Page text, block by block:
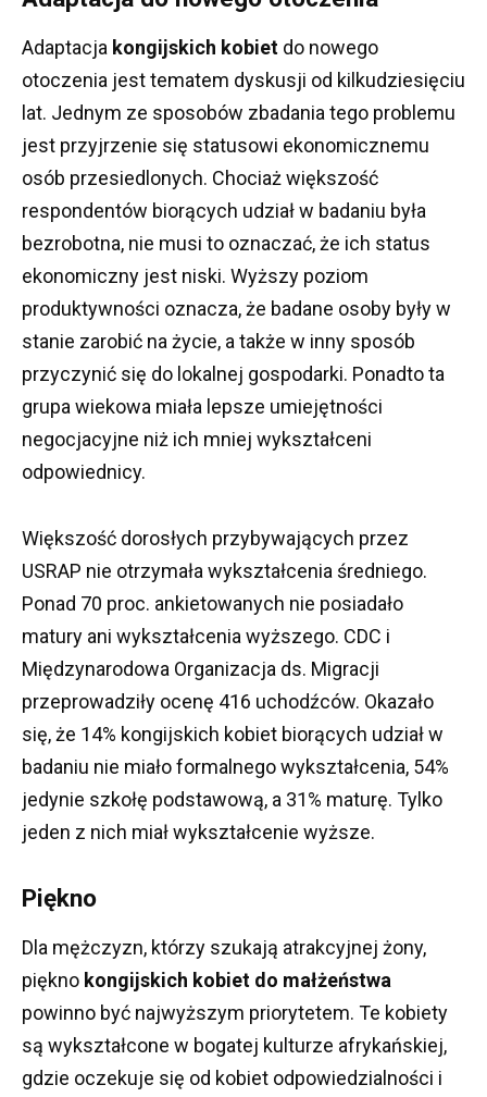
Adaptacja kongijskich kobiet do nowego
otoczenia jest tematem dyskusji od kilkudziesięciu
lat. Jednym ze sposobów zbadania tego problemu
jest przyjrzenie się statusowi ekonomicznemu
osób przesiedlonych. Chociaż większość
respondentów biorących udział w badaniu była
bezrobotna, nie musi to oznaczać, że ich status
ekonomiczny jest niski. Wyższy poziom
produktywności oznacza, że ​​badane osoby były w
stanie zarobić na życie, a także w inny sposób
przyczynić się do lokalnej gospodarki. Ponadto ta
grupa wiekowa miała lepsze umiejętności
negocjacyjne niż ich mniej wykształceni
odpowiednicy.
Większość dorosłych przybywających przez
USRAP nie otrzymała wykształcenia średniego.
Ponad 70 proc. ankietowanych nie posiadało
matury ani wykształcenia wyższego. CDC i
Międzynarodowa Organizacja ds. Migracji
przeprowadziły ocenę 416 uchodźców. Okazało
się, że 14% kongijskich kobiet biorących udział w
badaniu nie miało formalnego wykształcenia, 54%
jedynie szkołę podstawową, a 31% maturę. Tylko
jeden z nich miał wykształcenie wyższe.
Piękno
Dla mężczyzn, którzy szukają atrakcyjnej żony,
piękno kongijskich kobiet do małżeństwa
powinno być najwyższym priorytetem. Te kobiety
są wykształcone w bogatej kulturze afrykańskiej,
gdzie oczekuje się od kobiet odpowiedzialności i